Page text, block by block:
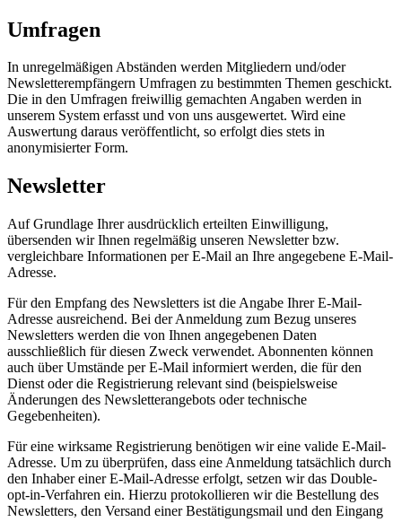
Umfragen
In unregelmäßigen Abständen werden Mitgliedern und/oder
Newsletterempfängern Umfragen zu bestimmten Themen geschickt.
Die in den Umfragen freiwillig gemachten Angaben werden in
unserem System erfasst und von uns ausgewertet. Wird eine
Auswertung daraus veröffentlicht, so erfolgt dies stets in
anonymisierter Form.
Newsletter
Auf Grundlage Ihrer ausdrücklich erteilten Einwilligung,
übersenden wir Ihnen regelmäßig unseren Newsletter bzw.
vergleichbare Informationen per E-Mail an Ihre angegebene E-Mail-
Adresse.
Für den Empfang des Newsletters ist die Angabe Ihrer E-Mail-
Adresse ausreichend. Bei der Anmeldung zum Bezug unseres
Newsletters werden die von Ihnen angegebenen Daten
ausschließlich für diesen Zweck verwendet. Abonnenten können
auch über Umstände per E-Mail informiert werden, die für den
Dienst oder die Registrierung relevant sind (beispielsweise
Änderungen des Newsletterangebots oder technische
Gegebenheiten).
Für eine wirksame Registrierung benötigen wir eine valide E-Mail-
Adresse. Um zu überprüfen, dass eine Anmeldung tatsächlich durch
den Inhaber einer E-Mail-Adresse erfolgt, setzen wir das Double-
opt-in-Verfahren ein. Hierzu protokollieren wir die Bestellung des
Newsletters, den Versand einer Bestätigungsmail und den Eingang